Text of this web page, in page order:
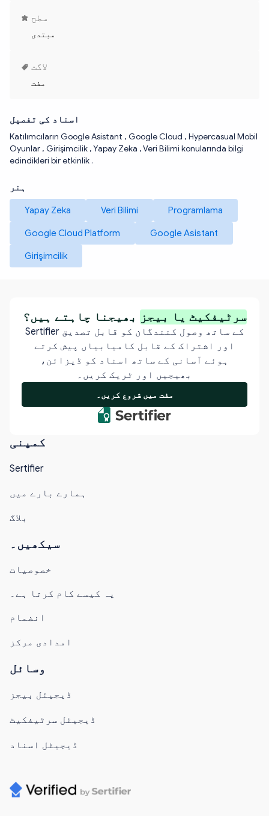
سطح
مبتدی
لاگت
مفت
اسناد کی تفصیل
Katılımcıların Google Asistant , Google Cloud , Hypercasual Mobil
Oyunlar , Girişimcilik , Yapay Zeka , Veri Bilimi konularında bilgi
edindikleri bir etkinlik .
ہنر
Yapay Zeka Veri Bilimi Programlama
Google Cloud Platform Google Asistant
Girişimcilik
کمپنی
Sertifier
ہمارے بارے میں
بلاگ
سیکھیں۔
خصوصیات
یہ کیسے کام کرتا ہے۔
انضمام
امدادی مرکز
وسائل
ڈیجیٹل بیجز
ڈیجیٹل سرٹیفکیٹ
ڈیجیٹل اسناد
سرٹیفکیٹ یا بیجز بھیجنا چاہتے ہیں؟
Sertifier کے ساتھ وصول کنندگان کو قابل تصدیق
اور اشتراک کے قابل کامیابیاں پیش کرتے
ہوئے آسانی کے ساتھ اسناد کو ڈیزائن،
بھیجیں اور ٹریک کریں۔
مفت میں شروع کریں۔